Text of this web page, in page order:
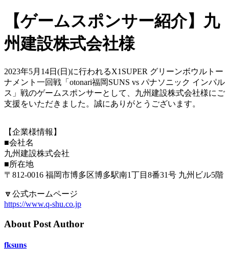
【ゲームスポンサー紹介】九
州建設株式会社様
2023年5月14日(日)に行われるX1SUPER グリーンボウルトー
ナメント一回戦「otonari福岡SUNS vs パナソニック インパル
ス」戦のゲームスポンサーとして、九州建設株式会社様にご
支援をいただきました。誠にありがとうございます。
【企業様情報】
■会社名
九州建設株式会社
■所在地
〒812-0016 福岡市博多区博多駅南1丁目8番31号 九州ビル5階
🔽公式ホームページ
https://www.q-shu.co.jp
About Post Author
fksuns